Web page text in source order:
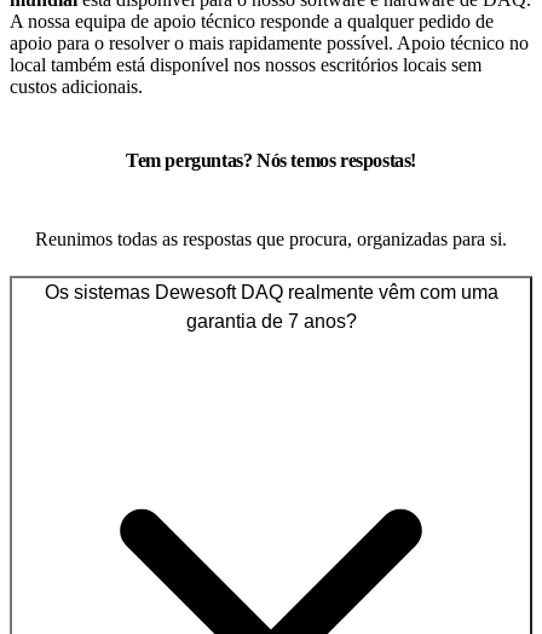
A nossa equipa de apoio técnico responde a qualquer pedido de
apoio para o resolver o mais rapidamente possível. Apoio técnico no
local também está disponível nos nossos escritórios locais sem
custos adicionais.
Tem perguntas? Nós temos respostas!
Reunimos todas as respostas que procura, organizadas para si.
Os sistemas Dewesoft DAQ realmente vêm com uma
garantia de 7 anos?